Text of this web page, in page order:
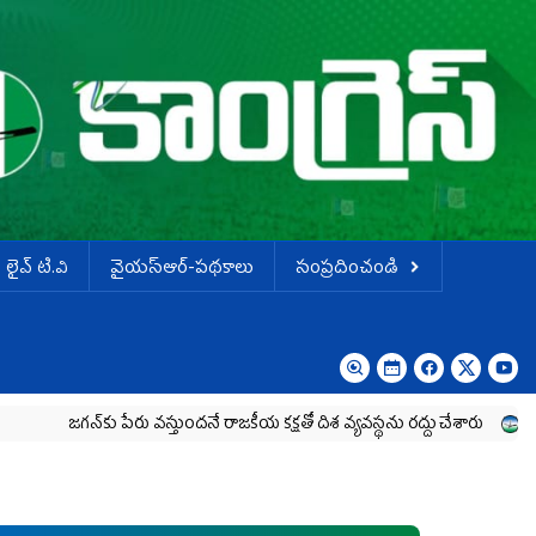
లైవ్ టి.వి వైయస్ఆర్-పథకాలు సంప్రదించండి
పేరు వస్తుందనే రాజకీయ కక్షతో దిశ వ్య‌వ‌స్థ‌ను రద్దు చేశారు కృష్ణా మిల్క్‌